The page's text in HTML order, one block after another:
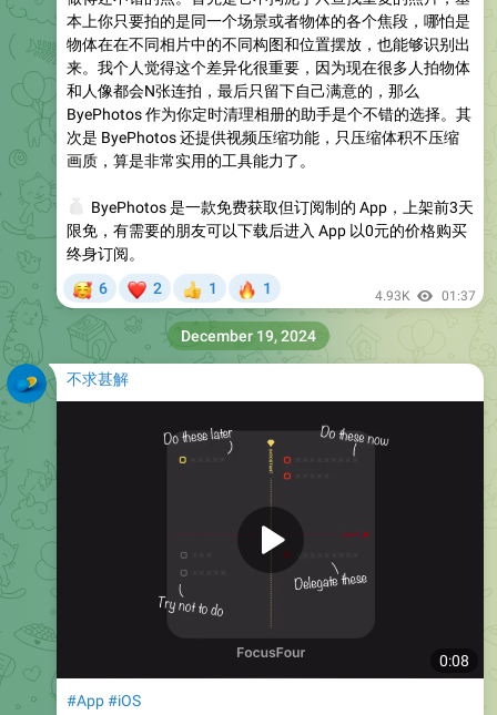
本上你只要拍的是同一个场景或者物体的各个焦段，哪怕是
物体在在不同相片中的不同构图和位置摆放，也能够识别出
来。我个人觉得这个差异化很重要，因为现在很多人拍物体
和人像都会N张连拍，最后只留下自己满意的，那么
ByePhotos 作为你定时清理相册的助手是个不错的选择。其
次是 ByePhotos 还提供视频压缩功能，只压缩体积不压缩
画质，算是非常实用的工具能力了。
ByePhotos 是一款免费获取但订阅制的 App，上架前3天
限免，有需要的朋友可以下载后进入 App 以0元的价格购买
终身订阅。
6 2
👍
1
🔥
1 4.93K 01:37
不求甚解
0:08
#App#iOS
December 19, 2024